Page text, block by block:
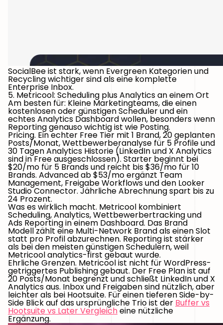
SocialBee ist stark, wenn Evergreen Kategorien und
Recycling wichtiger sind als eine komplette
Enterprise Inbox.
5. Metricool: Scheduling plus Analytics an einem Ort
Am besten für: Kleine Marketingteams, die einen
kostenlosen oder günstigen Scheduler und ein
echtes Analytics Dashboard wollen, besonders wenn
Reporting genauso wichtig ist wie Posting.
Pricing. Ein echter Free Tier mit 1 Brand, 20 geplanten
Posts/Monat, Wettbewerberanalyse für 5 Profile und
30 Tagen Analytics Historie (LinkedIn und X Analytics
sind in Free ausgeschlossen). Starter beginnt bei
$20/mo für 5 Brands und reicht bis $36/mo für 10
Brands. Advanced ab $53/mo ergänzt Team
Management, Freigabe Workflows und den Looker
Studio Connector. Jährliche Abrechnung spart bis zu
24 Prozent.
Was es wirklich macht. Metricool kombiniert
Scheduling, Analytics, Wettbewerbertracking und
Ads Reporting in einem Dashboard. Das Brand
Modell zählt eine Multi-Network Brand als einen Slot
statt pro Profil abzurechnen. Reporting ist stärker
als bei den meisten günstigen Schedulern, weil
Metricool analytics-first gebaut wurde.
Ehrliche Grenzen. Metricool ist nicht für WordPress-
getriggertes Publishing gebaut. Der Free Plan ist auf
20 Posts/Monat begrenzt und schließt LinkedIn und X
Analytics aus. Inbox und Freigaben sind nützlich, aber
leichter als bei Hootsuite. Für einen tieferen Side-by-
Side Blick auf das ursprüngliche Trio ist der Buffer vs
Hootsuite vs Later Vergleicheine nützliche
Ergänzung.